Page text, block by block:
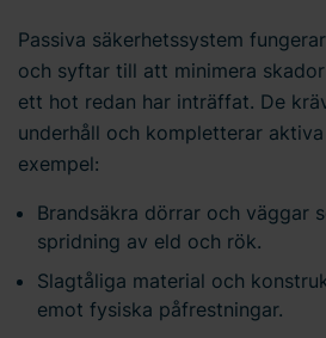
Passiva säkerhetssystem
och syftar till att minimera
ett hot redan har inträffat. De
underhåll och kompletterar
exempel:
Brandsäkra dörrar och väggar
spridning av eld och rök.
Slagtåliga material och
emot fysiska påfrestningar.